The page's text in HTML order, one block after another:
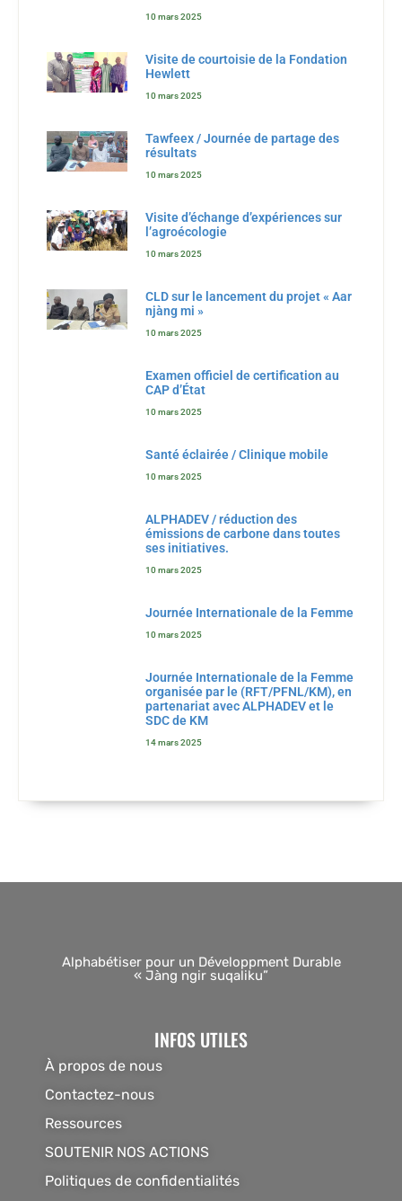
10 mars 2025
Visite de courtoisie de la Fondation
Hewlett
10 mars 2025
Tawfeex / Journée de partage des
résultats
10 mars 2025
Visite d’échange d’expériences sur
l’agroécologie
10 mars 2025
CLD sur le lancement du projet « Aar
njàng mi »
10 mars 2025
Examen officiel de certification au
CAP d’État
10 mars 2025
Santé éclairée / Clinique mobile
10 mars 2025
ALPHADEV / réduction des
émissions de carbone dans toutes
ses initiatives.
10 mars 2025
Journée Internationale de la Femme
10 mars 2025
Journée Internationale de la Femme
organisée par le (RFT/PFNL/KM), en
partenariat avec ALPHADEV et le
SDC de KM
14 mars 2025
Alphabétiser pour un Développment Durable
« Jàng ngir suqaliku”
INFOS UTILES
À propos de nous
Contactez-nous
Ressources
SOUTENIR NOS ACTIONS
Politiques de confidentialités